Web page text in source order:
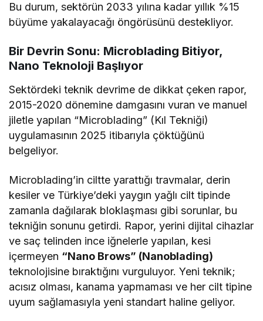
Bu durum, sektörün 2033 yılına kadar yıllık %15
büyüme yakalayacağı öngörüsünü destekliyor.
Bir Devrin Sonu: Microblading Bitiyor,
Nano Teknoloji Başlıyor
Sektördeki teknik devrime de dikkat çeken rapor,
2015-2020 dönemine damgasını vuran ve manuel
jiletle yapılan “Microblading” (Kıl Tekniği)
uygulamasının 2025 itibarıyla çöktüğünü
belgeliyor.
Microblading’in ciltte yarattığı travmalar, derin
kesiler ve Türkiye’deki yaygın yağlı cilt tipinde
zamanla dağılarak bloklaşması gibi sorunlar, bu
tekniğin sonunu getirdi. Rapor, yerini dijital cihazlar
ve saç telinden ince iğnelerle yapılan, kesi
içermeyen “Nano Brows” (Nanoblading)
teknolojisine bıraktığını vurguluyor. Yeni teknik;
acısız olması, kanama yapmaması ve her cilt tipine
uyum sağlamasıyla yeni standart haline geliyor.